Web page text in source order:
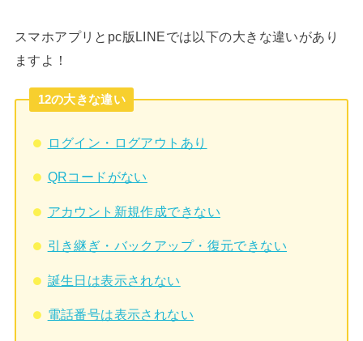
スマホアプリとpc版LINEでは以下の大きな違いがあり
ますよ！
12の大きな違い
ログイン・ログアウトあり
QRコードがない
アカウント新規作成できない
引き継ぎ・バックアップ・復元できない
誕生日は表示されない
電話番号は表示されない